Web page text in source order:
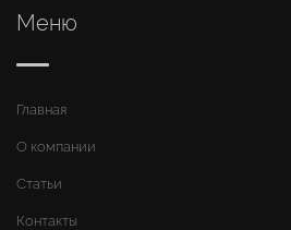
Меню
Главная
О компании
Статьи
Контакты